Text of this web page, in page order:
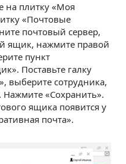
на плитку «Моя
«Почтовые
почтовый сервер,
ящик, нажмите правой
пункт
Поставьте галку
выберите сотрудника,
«Сохранить».
ящика появится у
почта».